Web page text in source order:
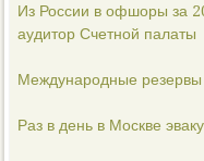
Из России в офшоры за
аудитор Счетной палаты
Международные резервы
Раз в день в Москве